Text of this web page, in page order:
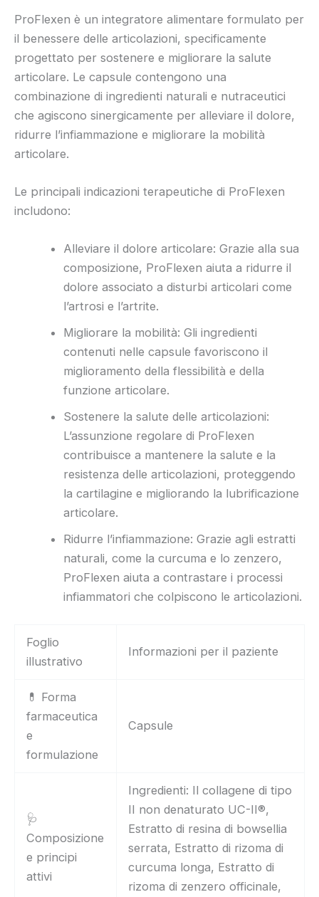
ProFlexen è un integratore alimentare formulato per
il benessere delle articolazioni, specificamente
progettato per sostenere e migliorare la salute
articolare. Le capsule contengono una
combinazione di ingredienti naturali e nutraceutici
che agiscono sinergicamente per alleviare il dolore,
ridurre l’infiammazione e migliorare la mobilità
articolare.
Le principali indicazioni terapeutiche di ProFlexen
includono:
Alleviare il dolore articolare: Grazie alla sua
composizione, ProFlexen aiuta a ridurre il
dolore associato a disturbi articolari come
l’artrosi e l’artrite.
Migliorare la mobilità: Gli ingredienti
contenuti nelle capsule favoriscono il
miglioramento della flessibilità e della
funzione articolare.
Sostenere la salute delle articolazioni:
L’assunzione regolare di ProFlexen
contribuisce a mantenere la salute e la
resistenza delle articolazioni, proteggendo
la cartilagine e migliorando la lubrificazione
articolare.
Ridurre l’infiammazione: Grazie agli estratti
naturali, come la curcuma e lo zenzero,
ProFlexen aiuta a contrastare i processi
infiammatori che colpiscono le articolazioni.
Foglio
illustrativo
Informazioni per il paziente
💊 Forma
farmaceutica
e
formulazione
Capsule
🩺
Composizione
e principi
attivi
Ingredienti: Il collagene di tipo
II non denaturato UC-II®,
Estratto di resina di bowsellia
serrata, Estratto di rizoma di
curcuma longa, Estratto di
rizoma di zenzero officinale,